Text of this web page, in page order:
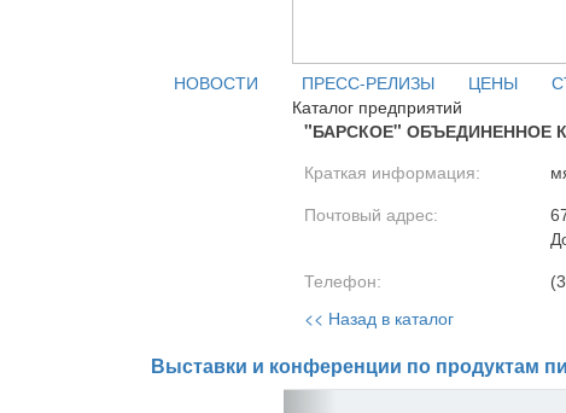
НОВОСТИ ПРЕСС-РЕЛИЗЫ ЦЕНЫ
Каталог предприятий
"БАРСКОЕ" ОБЪЕДИНЕННОЕ
Краткая информация:
Почтовый адрес:
Телефон:
<< Назад в каталог
Выставки и конференции по продуктам